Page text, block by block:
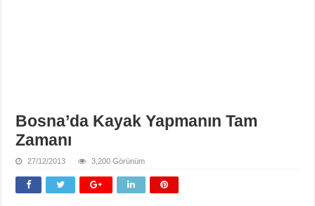
Bosna’da Kayak Yapmanın Tam
Zamanı
27/12/2013 3,200 Görünüm